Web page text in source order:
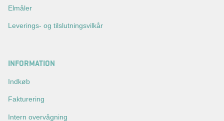
Elmåler
Leverings- og tilslutningsvilkår
INFORMATION
Indkøb
Fakturering
Intern overvågning